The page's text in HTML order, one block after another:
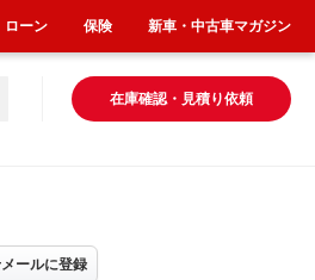
在庫確認・見積り依頼
ールに登録
ローン 保険 新車・中古車マガジン